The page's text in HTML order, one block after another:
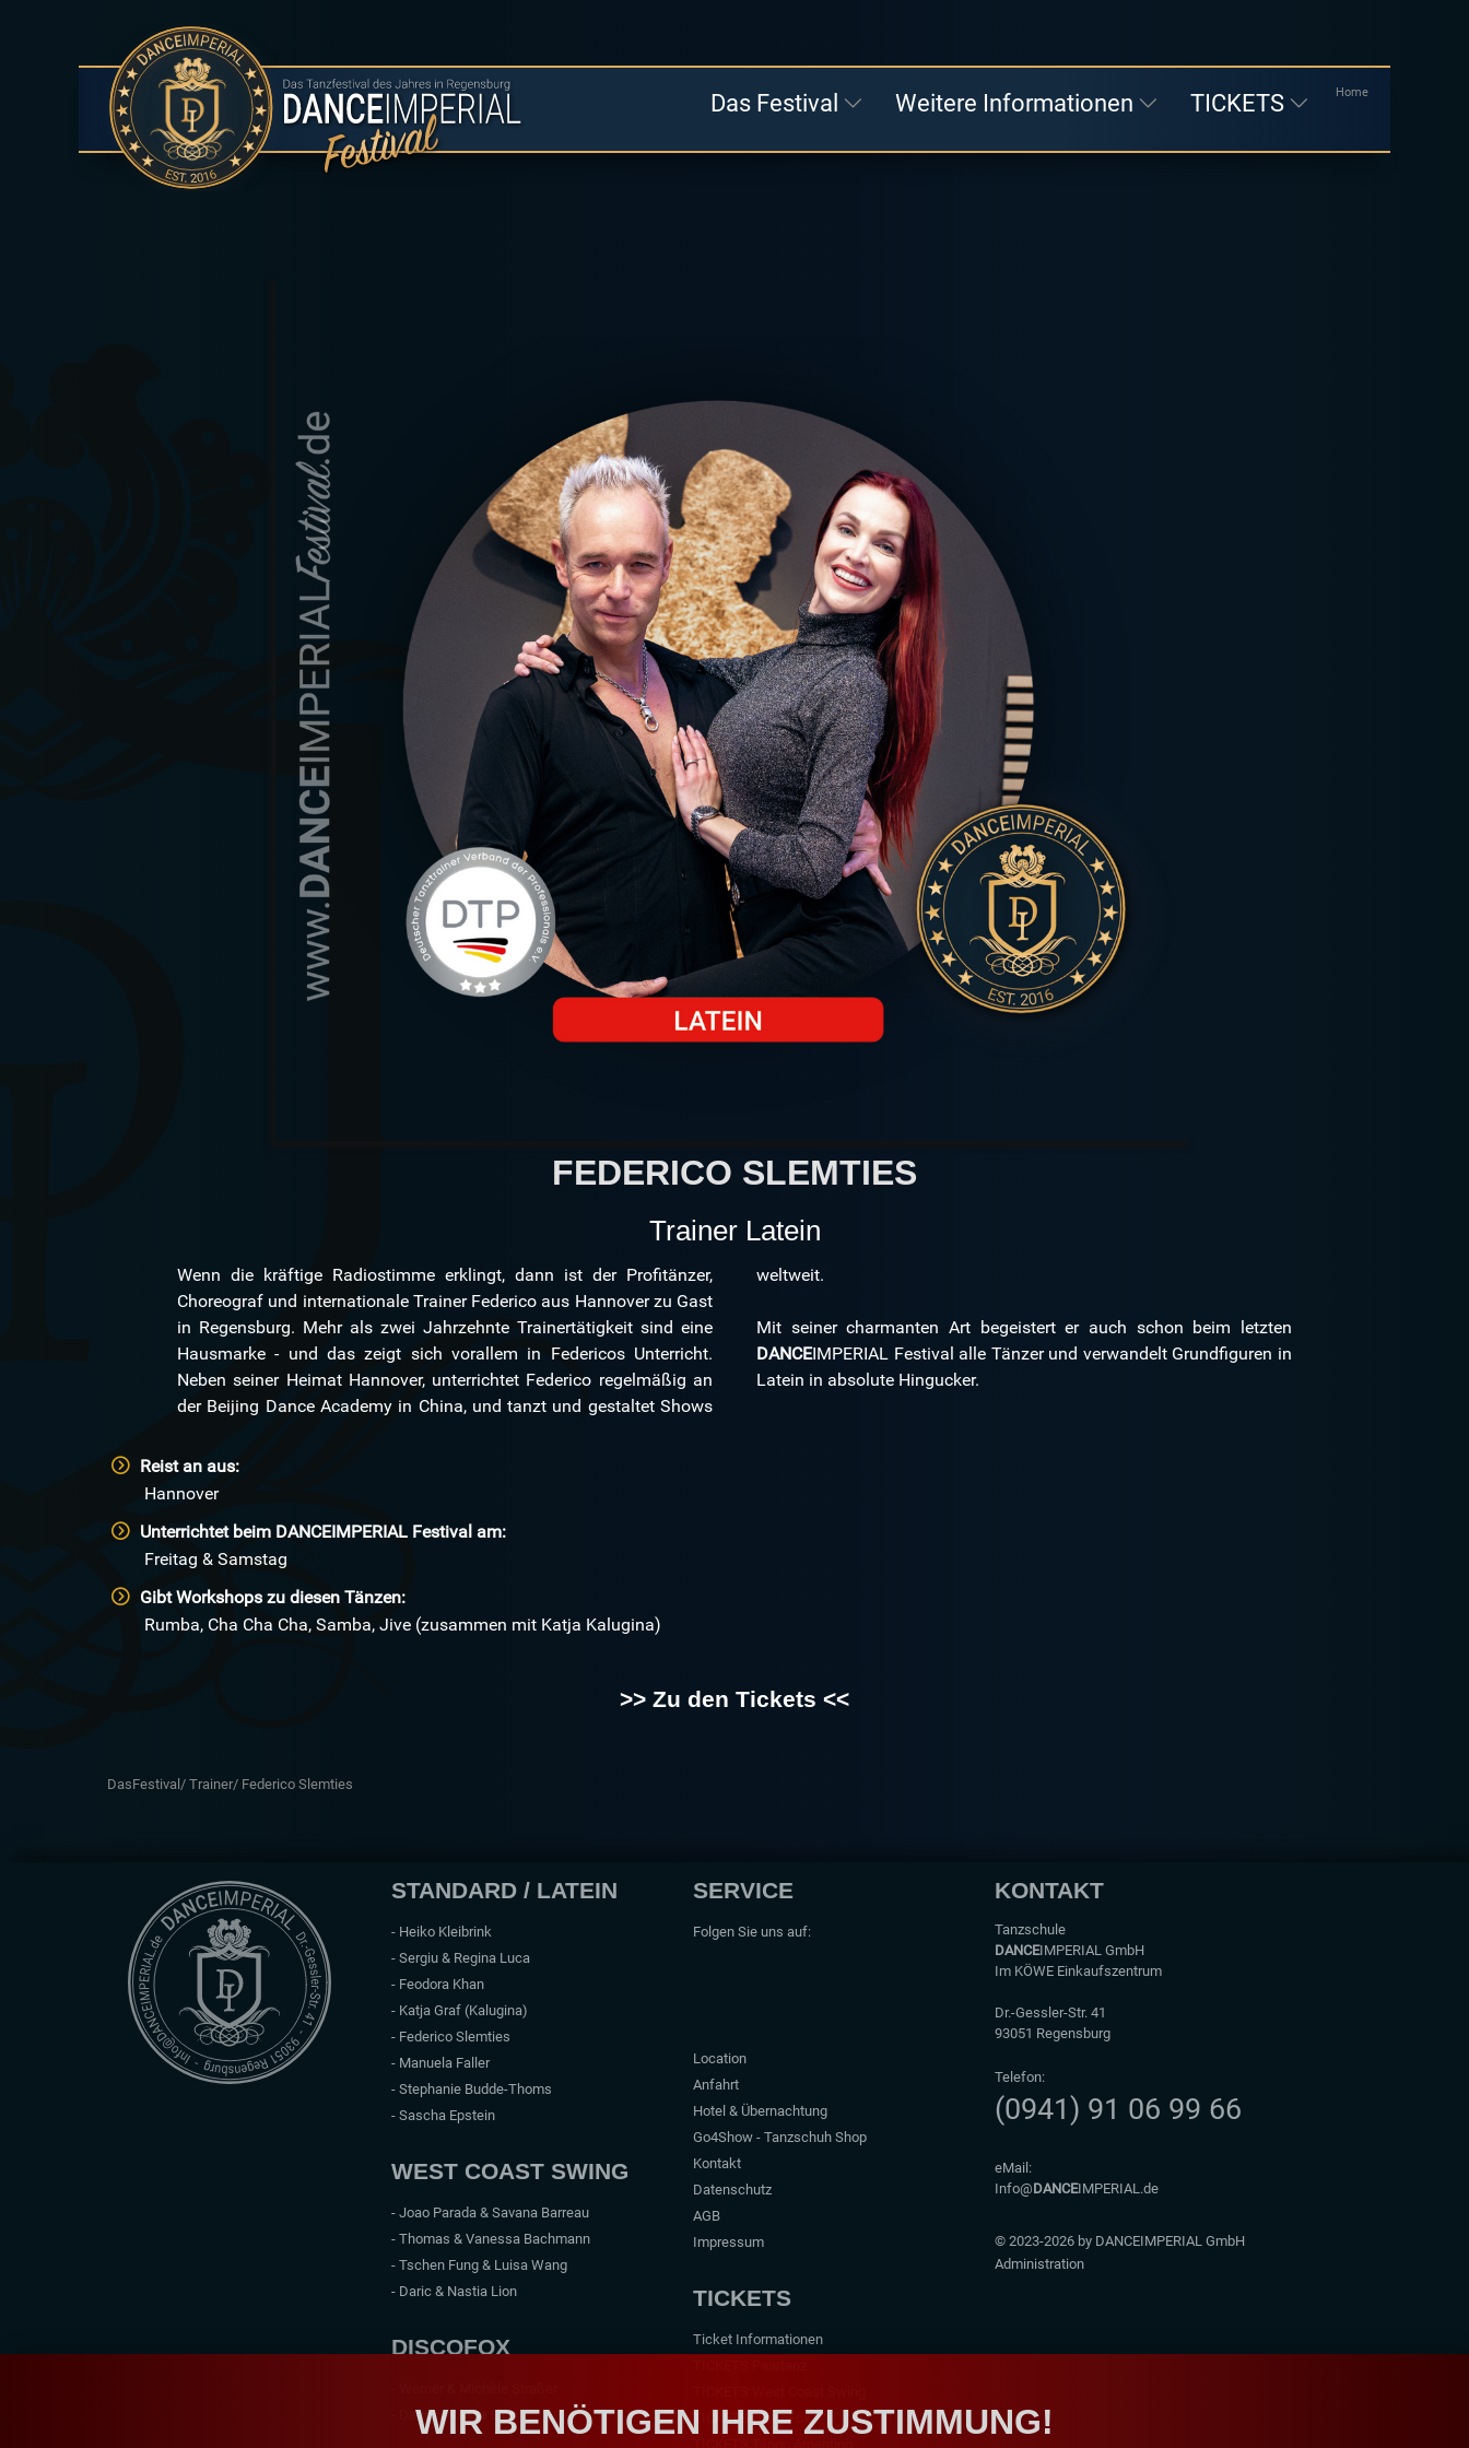
Das Festival Weitere Informationen TICKETS Home
FEDERICO SLEMTIES
Trainer Latein
Wenn die kräftige Radiostimme erklingt, dann ist der Profitänzer,
Choreograf und internationale Trainer Federico aus Hannover zu Gast
in Regensburg. Mehr als zwei Jahrzehnte Trainertätigkeit sind eine
Hausmarke - und das zeigt sich vorallem in Federicos Unterricht.
Neben seiner Heimat Hannover, unterrichtet Federico regelmäßig an
der Beijing Dance Academy in China, und tanzt und gestaltet Shows
weltweit.
Mit seiner charmanten Art begeistert er auch schon beim letzten
DANCEIMPERIAL Festival alle Tänzer und verwandelt Grundfiguren in
Latein in absolute Hingucker.
Reist an aus:
Hannover
Unterrichtet beim DANCEIMPERIAL Festival am:
Freitag & Samstag
Gibt Workshops zu diesen Tänzen:
Rumba, Cha Cha Cha, Samba, Jive (zusammen mit Katja Kalugina)
>> Zu den Tickets <<
DasFestival/ Trainer/ Federico Slemties
STANDARD / LATEIN
- Heiko Kleibrink
- Sergiu & Regina Luca
- Feodora Khan
- Katja Graf (Kalugina)
- Federico Slemties
- Manuela Faller
- Stephanie Budde-Thoms
- Sascha Epstein
WEST COAST SWING
- Joao Parada & Savana Barreau
- Thomas & Vanessa Bachmann
- Tschen Fung & Luisa Wang
- Daric & Nastia Lion
DISCOFOX
- Daric & Nastia Lion
SERVICE
Folgen Sie uns auf:
Location
Anfahrt
Hotel & Übernachtung
Go4Show - Tanzschuh Shop
Kontakt
Datenschutz
AGB
Impressum
TICKETS
Ticket Informationen
TICKETS DiscoFox
KONTAKT
Tanzschule
DANCEIMPERIAL GmbH
Im KÖWE Einkaufszentrum
Dr.-Gessler-Str. 41
93051 Regensburg
Telefon:
(0941) 91 06 99 66
eMail:
Info@DANCEIMPERIAL.de
© 2023-2026 by DANCEIMPERIAL GmbH
Administration
WIR BENÖTIGEN IHRE ZUSTIMMUNG!